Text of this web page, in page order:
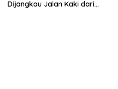
Dijangkau Jalan Kaki dari